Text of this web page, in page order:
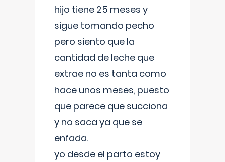
hijo tiene 25 meses y
sigue tomando pecho
pero siento que la
cantidad de leche que
extrae no es tanta como
hace unos meses, puesto
que parece que succiona
y no saca ya que se
enfada.
yo desde el parto estoy